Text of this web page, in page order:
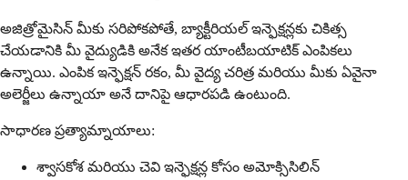
అజిత్రోమైసిన్ మీకు సరిపోకపోతే, బ్యాక్టీరియల్ ఇన్ఫెక్షన్లకు చికిత్స
చేయడానికి మీ వైద్యుడికి అనేక ఇతర యాంటీబయాటిక్ ఎంపికలు
ఉన్నాయి. ఎంపిక ఇన్ఫెక్షన్ రకం, మీ వైద్య చరిత్ర మరియు మీకు ఏవైనా
అలెర్జీలు ఉన్నాయా అనే దానిపై ఆధారపడి ఉంటుంది.
సాధారణ ప్రత్యామ్నాయాలు:
శ్వాసకోశ మరియు చెవి ఇన్ఫెక్షన్ల కోసం అమోక్సిసిలిన్